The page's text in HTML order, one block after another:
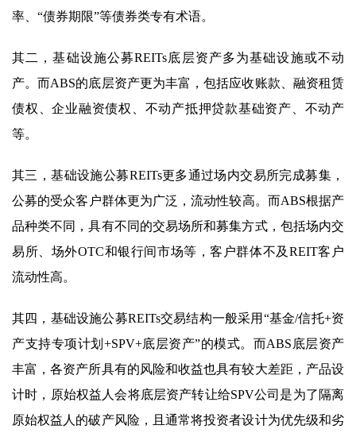
率、“债券期限”等债券类专有术语。
其二，基础设施公募REITs底层资产多为基础设施或不动
产。而ABS的底层资产更为丰富，包括应收账款、融资租赁
债权、企业融资债权、不动产抵押贷款基础资产、不动产
等。
其三，基础设施公募REITs更多通过场内交易所完成募集，
公募的受众客户群体更为广泛，流动性较高。而ABS根据产
品种类不同，具有不同的交易场所和募集方式，包括场内交
易所、场外OTC和银行间市场等，客户群体不及REIT客户
流动性高。
其四，基础设施公募REITs交易结构一般采用“基金/信托+资
产支持专项计划+SPV+底层资产”的模式。而ABS底层资产
丰富，各资产所具有的风险和收益也具有较大差距，产品设
计时，原始权益人会将底层资产转让给SPV公司是为了隔离
原始权益人的破产风险，且通常将投资者设计为优先级和劣